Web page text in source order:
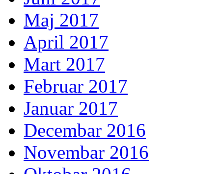
Maj 2017
April 2017
Mart 2017
Februar 2017
Januar 2017
Decembar 2016
Novembar 2016